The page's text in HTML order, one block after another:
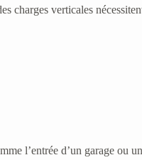
verticales
l’entrée d’un garage